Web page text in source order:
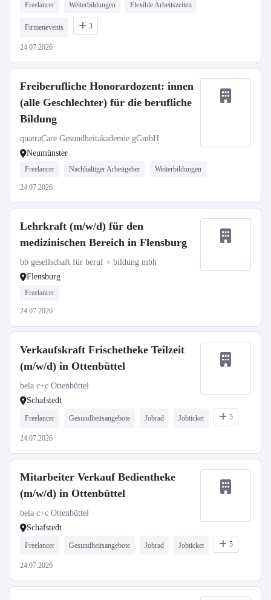
Freelancer Weiterbildungen Flexible Arbeitszeiten
Firmenevents 3
24.07.2026
Freiberufliche Honorardozent: innen
(alle Geschlechter) für die berufliche
Bildung
quatraCare Gesundheitakademie gGmbH
Neumünster
Freelancer Nachhaltiger Arbeitgeber Weiterbildungen
24.07.2026
Lehrkraft (m/w/d) für den
medizinischen Bereich in Flensburg
bb gesellschaft für beruf + bildung mbh
Flensburg
Freelancer
24.07.2026
Verkaufskraft Frischetheke Teilzeit
(m/w/d) in Ottenbüttel
bela c+c Ottenbüttel
Schafstedt
Freelancer Gesundheitsangebote Jobrad Jobticket 5
24.07.2026
Mitarbeiter Verkauf Bedientheke
(m/w/d) in Ottenbüttel
bela c+c Ottenbüttel
Schafstedt
Freelancer Gesundheitsangebote Jobrad Jobticket 5
24.07.2026